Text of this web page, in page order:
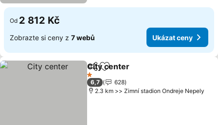
Od 2 812 Kč
Zobrazte si ceny z 7 webů Ukázat ceny
SdíletPřidat na seznam oblíbených
City center
1 Počet hvězdiček
6,7
628
2.3 km >> Zimní stadion Ondreje Nepely